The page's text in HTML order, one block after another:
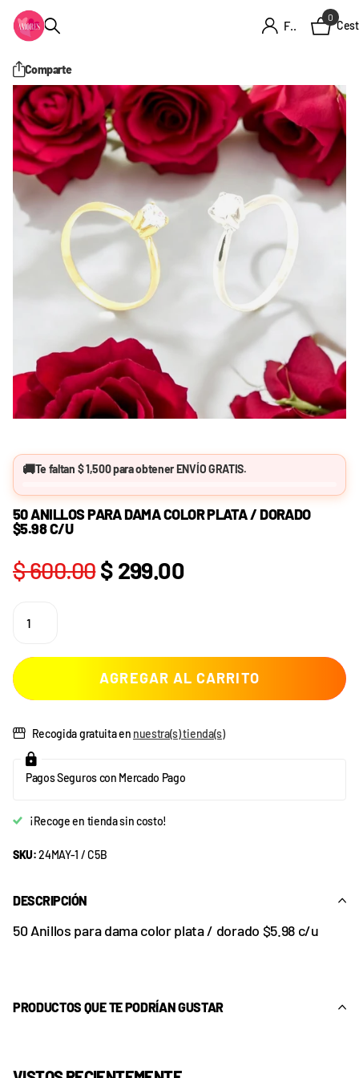
Firme en el registro
0
Comparte
🚚Te faltan $ 1,500para obtenerENVÍO GRATIS.
50 ANILLOS PARA DAMA COLOR PLATA / DORADO
$5.98 C/U
$ 600.00$ 299.00
AGREGAR AL CARRITO
Recogida gratuita en nuestra(s) tienda(s)
Pagos Seguros con Mercado Pago
¡Recoge en tienda sin costo!
SKU:24MAY-1 / C5B
DESCRIPCIÓN
50 Anillos para dama color plata / dorado $5.98 c/u
PRODUCTOS QUE TE PODRÍAN GUSTAR